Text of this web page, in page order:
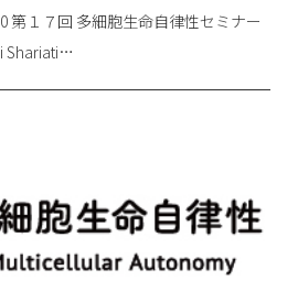
第１７回 多細胞生命自律性セミナー
Shariati…